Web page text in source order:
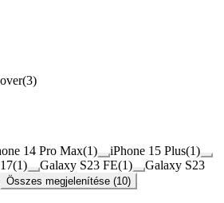
(3)
14 Pro Max(1) iPhone 15 Plus(1)
(1) Galaxy S23 FE(1)
Galaxy S23
Összes megjelenítése (10)